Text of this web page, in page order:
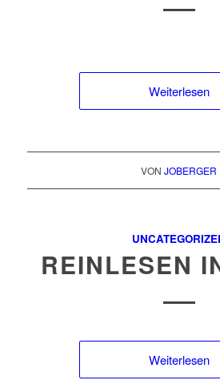
Weiterlesen
VONJOBERGER
REINLESEN
Weiterlesen